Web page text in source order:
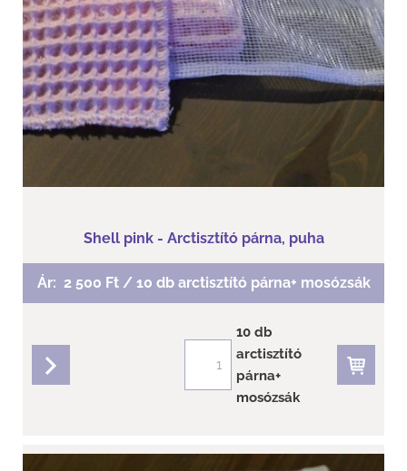
részletek
Shell pink - Arctisztító párna, puha
Ár: 2 500 Ft / 10 db arctisztító párna+ mosózsák
10 db
arctisztító
párna+
mosózsák
Clean Water arctisztító párna- Puha,...